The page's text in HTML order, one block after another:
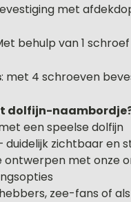
met
behulp van 1
: met 4 schroeven
dolfijn-
een speelse dolfijn
duidelijk zichtbaar en
ontwerpen met onze
zee-fans of